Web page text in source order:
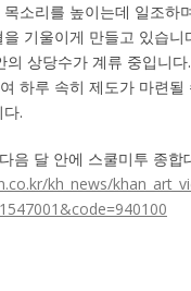
소리를 높이는데 일조하
기울이게 만들고 있습니
의 상당수가 계류 중입니
하루 속히 제도가 마련될
.
음 달 안에 스쿨미투 종합
kh_news/